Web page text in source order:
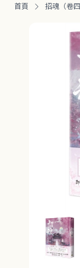
醫療保健
親子教養
人文史哲
【2本7折
【2套7
【66折】
首頁 招魂（卷